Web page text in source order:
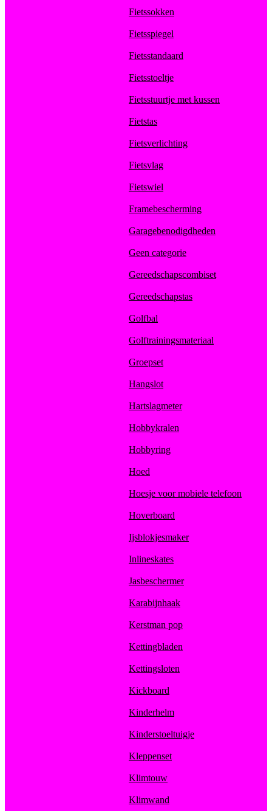
Fietssokken
Fietsspiegel
Fietsstandaard
Fietsstoeltje
Fietsstuurtje met kussen
Fietstas
Fietsverlichting
Fietsvlag
Fietswiel
Framebescherming
Garagebenodigdheden
Geen categorie
Gereedschapscombiset
Gereedschapstas
Golfbal
Golftrainingsmateriaal
Groepset
Hangslot
Hartslagmeter
Hobbykralen
Hobbyring
Hoed
Hoesje voor mobiele telefoon
Hoverboard
Ijsblokjesmaker
Inlineskates
Jasbeschermer
Karabijnhaak
Kerstman pop
Kettingbladen
Kettingsloten
Kickboard
Kinderhelm
Kinderstoeltuigje
Kleppenset
Klimtouw
Klimwand